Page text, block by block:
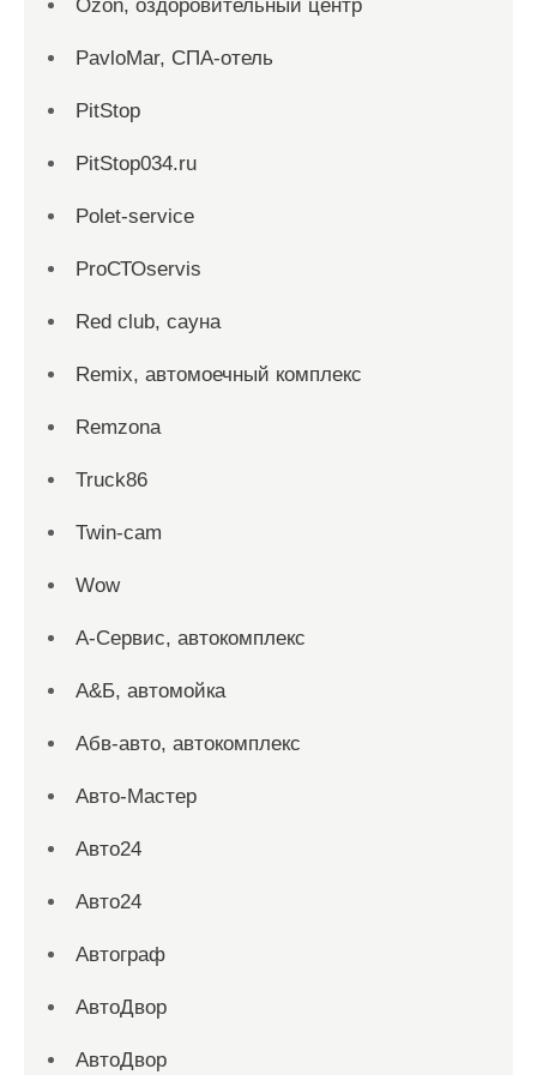
Ozon, оздоровительный центр
PavloMar, СПА-отель
PitStop
PitStop034.ru
Polet-service
ProСТОservis
Red сlub, сауна
Remix, автомоечный комплекс
Remzona
Truck86
Twin-cam
Wow
А-Сервис, автокомплекс
А&Б, автомойка
Абв-авто, автокомплекс
Авто-Мастер
Авто24
Авто24
Автограф
АвтоДвор
АвтоДвор